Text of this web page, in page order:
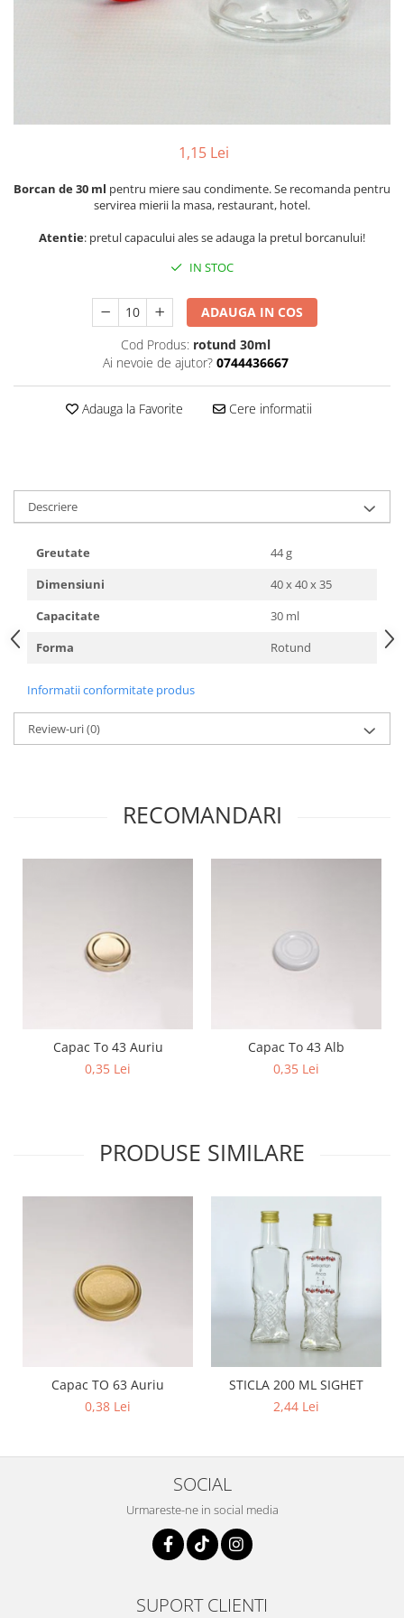
Pachete marturii
2020 Craciun si Anul Nou
2022 Crăciun
Toamna și Halloween
HOME & OFFICE Deco
1,15 Lei
Borcan de 30 ml pentru miere sau condimente. Se recomanda pentru
servirea mierii la masa, restaurant, hotel.
Atentie: pretul capacului ales se adauga la pretul borcanului!
IN STOC
ADAUGA IN COS
Cod Produs: rotund 30ml
Ai nevoie de ajutor? 0744436667
Adauga la Favorite Cere informatii
Descriere
Greutate
44 g
Dimensiuni
40 x 40 x 35
Capacitate
30 ml
Forma
Rotund
Informatii conformitate produs
Review-uri(0)
RECOMANDARI
Capac To 43 Auriu
0,35 Lei
Capac To 43 Alb
0,35 Lei
PRODUSE SIMILARE
Capac TO 63 Auriu
0,38 Lei
STICLA 200 ML SIGHET
2,44 Lei
SOCIAL
Urmareste-ne in social media
SUPORT CLIENTI